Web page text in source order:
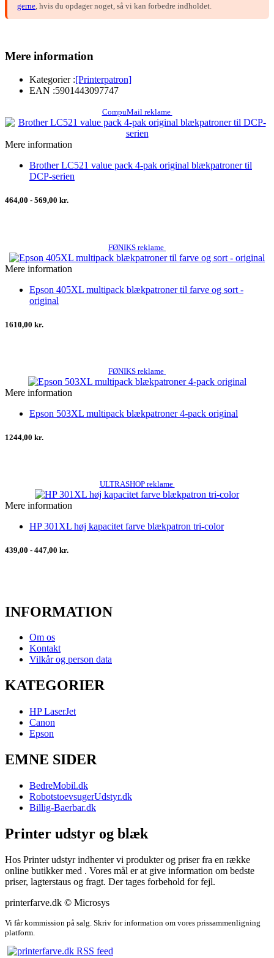
gerne , hvis du opdager noget, så vi kan forbedre indholdet.
Mere information
Kategorier :[Printerpatron]
EAN :5901443097747
CompuMail reklame
Mere information
Brother LC521 value pack 4-pak original blækpatroner til
DCP-serien
464,00 - 569,00 kr.
FØNIKS reklame
Mere information
Epson 405XL multipack blækpatroner til farve og sort -
original
1610,00 kr.
FØNIKS reklame
Mere information
Epson 503XL multipack blækpatroner 4-pack original
1244,00 kr.
ULTRASHOP reklame
Mere information
HP 301XL høj kapacitet farve blækpatron tri-color
439,00 - 447,00 kr.
INFORMATION
Om os
Kontakt
Vilkår og person data
KATEGORIER
HP LaserJet
Canon
Epson
EMNE SIDER
BedreMobil.dk
RobotstoevsugerUdstyr.dk
Billig-Baerbar.dk
Printer udstyr og blæk
Hos Printer udstyr indhenter vi produkter og priser fra en række
online butikker med . Vores mål er at give information om bedste
priser, lagterstaus og fragt. Der tages forbehold for fejl.
printerfarve.dk © Microsys
Vi får kommission på salg. Skriv for information om vores prissammenligning
platform.